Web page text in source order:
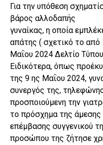
Για την υπόθεση
βάρος αλλοδαπής
γυναίκας, η οποία
απάτης ( σχετικό το από
Μαΐου 2024 Δελτίο
Ειδικότερα, όπως
της 9 ης Μαΐου 2024,
συνεργός της,
προσποιούμενη την
το πρόσχημα της άμεσης
επέμβασης συγγενικού
προσώπου της ζήτησε